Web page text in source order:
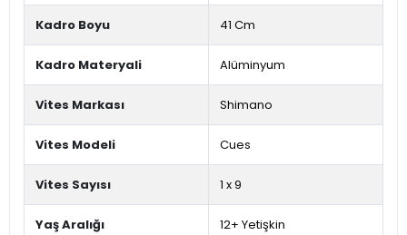
Kadro Boyu 41 Cm
Kadro Materyali Alüminyum
Vites Markası Shimano
Vites Modeli Cues
Vites Sayısı 1 x 9
Yaş Aralığı 12+ Yetişkin